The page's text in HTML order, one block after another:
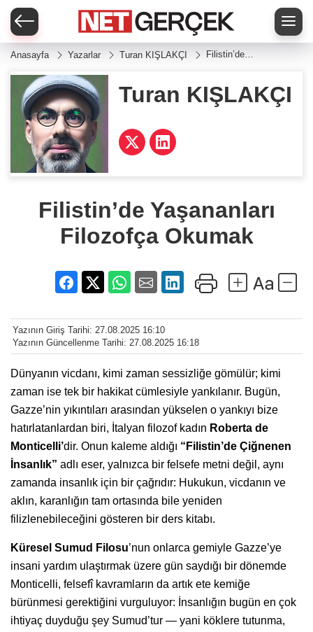
Anasayfa Yazarlar Turan KIŞLAKÇI
Filistin’de
Okumak
Turan KIŞLAKÇI
Filistin’de Yaşananları
Filozofça Okumak
Yazının Giriş Tarihi: 27.08.2025 16:10
Yazının Güncellenme Tarihi: 27.08.2025 16:18
Dünyanın vicdanı, kimi zaman sessizliğe gömülür; kimi
zaman ise tek bir hakikat cümlesiyle yankılanır. Bugün,
Gazze’nin yıkıntıları arasından yükselen o yankıyı bize
hatırlatanlardan biri, İtalyan filozof kadın Roberta de
Monticelli’dir. Onun kaleme aldığı “Filistin’de Çiğnenen
İnsanlık” adlı eser, yalnızca bir felsefe metni değil, aynı
zamanda insanlık için bir çağrıdır: Hukukun, vicdanın ve
aklın, karanlığın tam ortasında bile yeniden
filizlenebileceğini gösteren bir ders kitabı.
Küresel Sumud Filosu’nun onlarca gemiyle Gazze’ye
insani yardım ulaştırmak üzere gün saydığı bir dönemde
Monticelli, felsefî kavramların da artık ete kemiğe
bürünmesi gerektiğini vurguluyor: İnsanlığın bugün en çok
ihtiyaç duyduğu şey Sumud’tur — yani köklere tutunma,